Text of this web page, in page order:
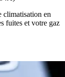
climatisation en
fuites et votre gaz